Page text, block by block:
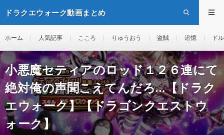
ドラクエウォーク動画まとめ
ホーム 人気記事 こころ りゅうおう 盗賊 追憶 ド
小悪魔セティアのロッド１２６連にて
絶対俺の声聞こえてんだろ…【ドラク
エウォーク】【ドラゴンクエストウ
ォーク】